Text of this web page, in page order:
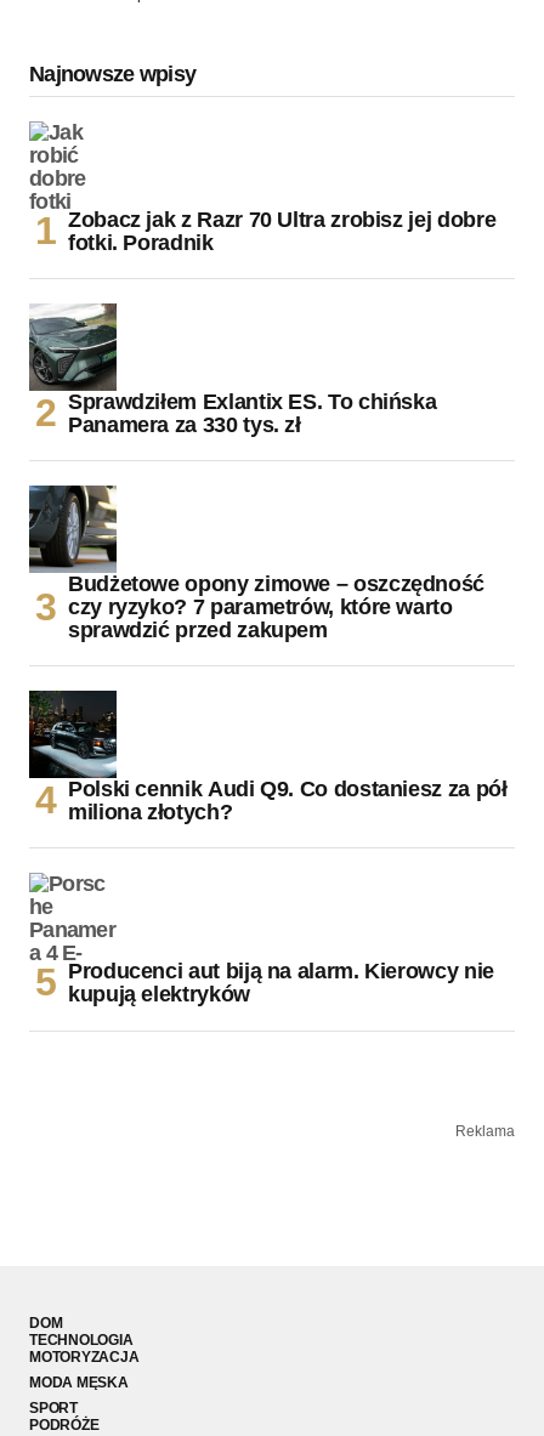
Najnowsze wpisy
Zobacz jak z Razr 70 Ultra zrobisz jej dobre
fotki. Poradnik
Sprawdziłem Exlantix ES. To chińska
Panamera za 330 tys. zł
Budżetowe opony zimowe – oszczędność
czy ryzyko? 7 parametrów, które warto
sprawdzić przed zakupem
Polski cennik Audi Q9. Co dostaniesz za pół
miliona złotych?
Producenci aut biją na alarm. Kierowcy nie
kupują elektryków
Reklama
DOM
TECHNOLOGIA
MOTORYZACJA
MODA MĘSKA
SPORT
PODRÓŻE